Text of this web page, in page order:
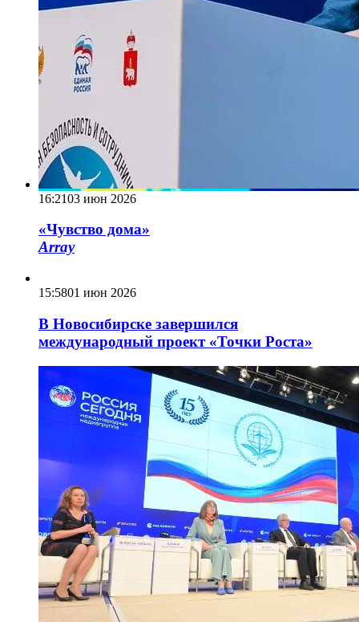
16:2103 июн 2026
«Чувство дома»
Array
15:5801 июн 2026
В Новосибирске завершился
международный проект «Точки Роста»